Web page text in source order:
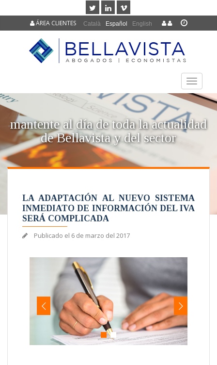
Català Español English
ÁREA CLIENTES
TOGGLE
mantente al día de toda la actualidad
de Bellavista y del sector
LA ADAPTACIÓN AL NUEVO SISTEMA
INMEDIATO DE INFORMACIÓN DEL IVA
SERÁ COMPLICADA
Publicado el 6 de marzo del 2017